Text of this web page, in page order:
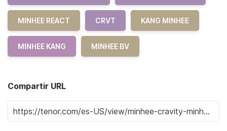
MINHEE REACT CRVT KANG MINHEE
MINHEE KANG MINHEE BV
Compartir URL